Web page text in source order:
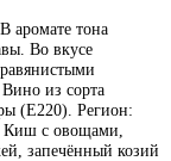
аромате тона
Во вкусе
из сорта
(Е220). Регион:
Киш с овощами,
запечённый козий